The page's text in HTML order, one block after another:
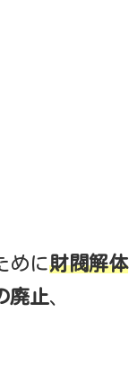
めに財閥解体
廃止、